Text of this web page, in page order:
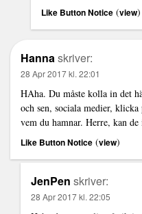
Like Button Notice (view)
Hannaskriver:
28 Apr 2017 kl. 22:01
HAha. Du måste kolla in det
och sen, sociala medier, klicka
vem du hamnar. Herre, kan
Like Button Notice (view)
JenPen skriver:
28 Apr 2017 kl. 22:05